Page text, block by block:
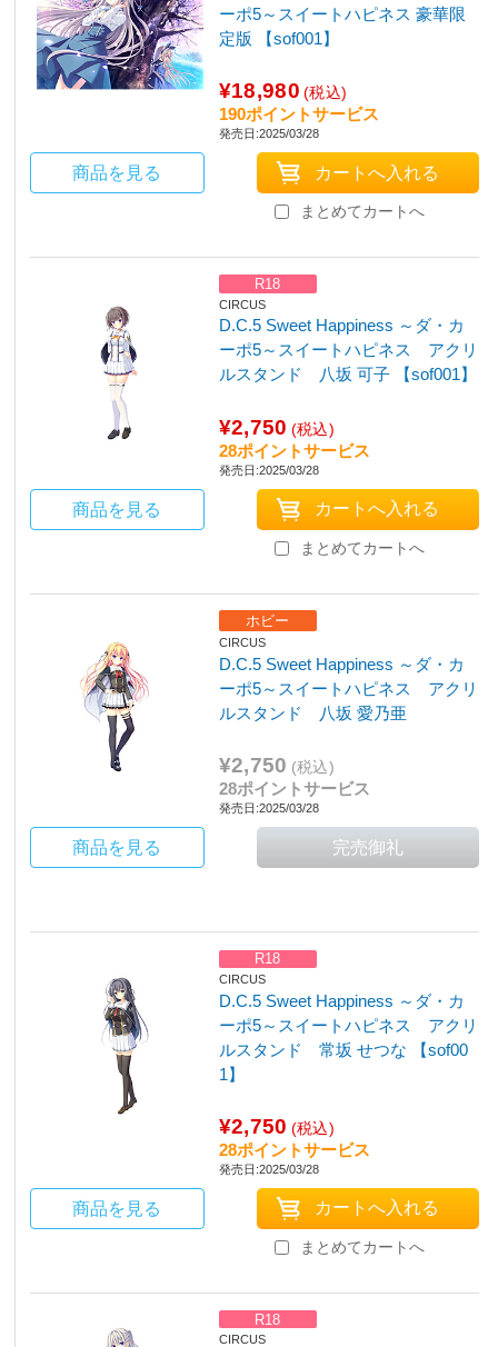
ーポ5～スイートハピネス 豪華限
定版 【sof001】
¥18,980 (税込)
190ポイントサービス
発売日:2025/03/28
商品を見る
まとめてカートへ
R18
CIRCUS
D.C.5 Sweet Happiness ～ダ・カ
ーポ5～スイートハピネス アクリ
ルスタンド 八坂 可子 【sof001】
¥2,750 (税込)
28ポイントサービス
発売日:2025/03/28
商品を見る
まとめてカートへ
ホビー
CIRCUS
D.C.5 Sweet Happiness ～ダ・カ
ーポ5～スイートハピネス アクリ
ルスタンド 八坂 愛乃亜
¥2,750 (税込)
28ポイントサービス
発売日:2025/03/28
商品を見る
R18
CIRCUS
D.C.5 Sweet Happiness ～ダ・カ
ーポ5～スイートハピネス アクリ
ルスタンド 常坂 せつな 【sof00
1】
¥2,750 (税込)
28ポイントサービス
発売日:2025/03/28
商品を見る
まとめてカートへ
R18
CIRCUS